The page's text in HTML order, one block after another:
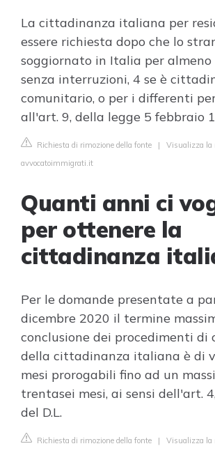
La cittadinanza italiana per
essere richiesta dopo che lo
soggiornato in Italia per almeno
senza interruzioni, 4 se è
comunitario, o per i differenti
all'art. 9, della legge 5 febbraio
Richiesta di rimozione della fonte | Visualizza la
avvocatoimmigrati.it
Quanti anni ci
per ottenere la
cittadinanza
Per le domande presentate a
dicembre 2020 il termine
conclusione dei procedimenti di
della cittadinanza italiana è di
mesi prorogabili fino ad un
trentasei mesi, ai sensi dell'art.
del D.L.
Richiesta di rimozione della fonte | Visualizza la